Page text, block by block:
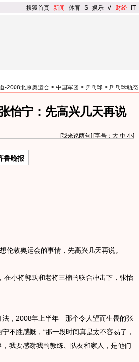
搜狐首页-新闻 -体育-S-娱乐-V- 财经- IT-
-2008北京奥运会 > 中国军团 > 乒乓球 > 乒乓球动态
怡宁：先高兴几天再说
[我来说两句] [字号： 大 中 小]
鲁晚报
敦奥运会的事情，先高兴几天再说。”
小将郭跃和老将王楠的联合冲击下，张怡
，2008年上半年，那个令人望而生畏的张
不胜感慨，“那一段时间真是太不容易了，
我要感谢我的教练、队友和家人，是他们